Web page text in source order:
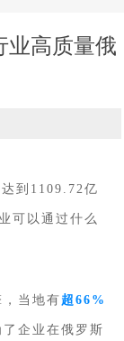
业高质量俄
到1109.72亿
可以通过什么
当地有 超66%
企业在俄罗斯